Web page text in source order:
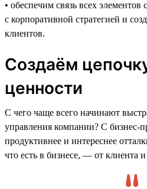
• обеспечим связь всех
с корпоративной стратегией и
клиентов.
Создаём
ценности
С чего чаще всего начинают
управления компании? С бизнес-
продуктивнее и интереснее
что есть в бизнесе, — от клиента